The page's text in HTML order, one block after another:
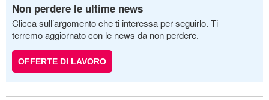
Non perdere le ultime news
Clicca sull’argomento che ti interessa per seguirlo. Ti
terremo aggiornato con le news da non perdere.
OFFERTE DI LAVORO